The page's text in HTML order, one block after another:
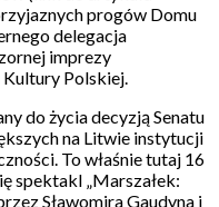
progów Domu
delegacja
imprezy
Polskiej.
do życia decyzją Senatu
na Litwie instytucji
To właśnie tutaj 16
spektakl „Marszałek:
Sławomira Gaudyna i